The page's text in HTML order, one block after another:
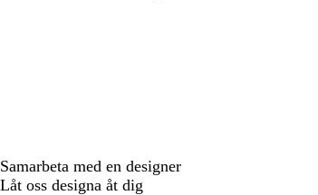
Samarbeta med en designer
Låt oss designa åt dig